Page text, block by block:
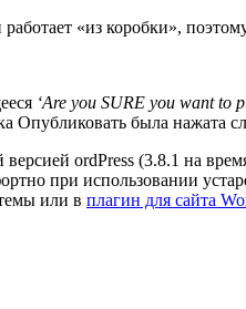
«из коробки»,
‘Are you SURE you want to
Опубликовать была нажата
ordPress (3.8.1 на
при использовании
или в плагин для сайта